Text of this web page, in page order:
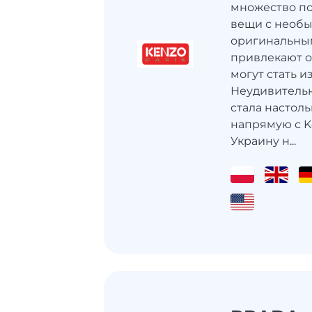
множество
вещи с
привлекают
могут стать
стала
напрямую с
Украину н...